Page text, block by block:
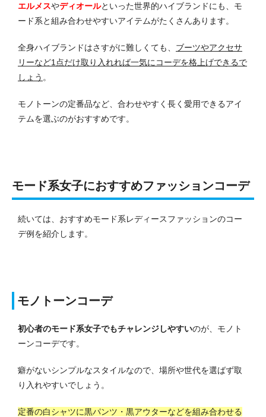
エルメスやディオールといった世界的ハイブランドにも、モ
ード系と組み合わせやすいアイテムがたくさんあります。
全身ハイブランドはさすがに難しくても、 ブーツやアクセサ
リーなど1点だけ取り入れれば一気にコーデを格上げできるで
しょう 。
モノトーンの定番品など、合わせやすく長く愛用できるアイ
テムを選ぶのがおすすめです。
モード系女子におすすめファッションコーデ
続いては、おすすめモード系レディースファッションのコー
デ例を紹介します。
モノトーンコーデ
初心者のモード系女子でもチャレンジしやすいのが、モノト
ーンコーデです。
癖がないシンプルなスタイルなので、場所や世代を選ばず取
り入れやすいでしょう。
定番の白シャツに黒パンツ・黒アウターなどを組み合わせる